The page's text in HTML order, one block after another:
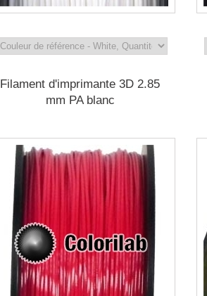
Filament d'imprimante 3D 2.85
mm PA blanc